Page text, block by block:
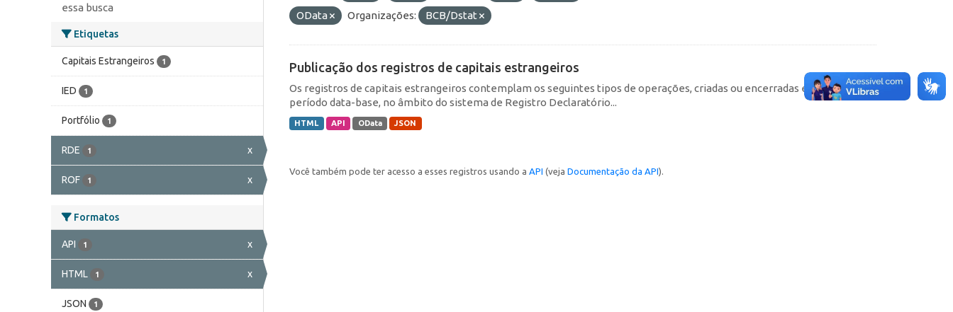
essa busca
Etiquetas
Capitais Estrangeiros 1
IED 1
Portfólio 1
RDE 1 x
ROF 1 x
Formatos
API 1 x
HTML 1 x
JSON 1
OData
Organizações: BCB/Dstat
Publicação dos registros de capitais estrangeiros
Os registros de capitais estrangeiros contemplam os seguintes tipos de operações, criadas ou encerradas em cada
período data-base, no âmbito do sistema de Registro Declaratório...
HTML API OData JSON
Você também pode ter acesso a esses registros usando a API (veja Documentação da API).